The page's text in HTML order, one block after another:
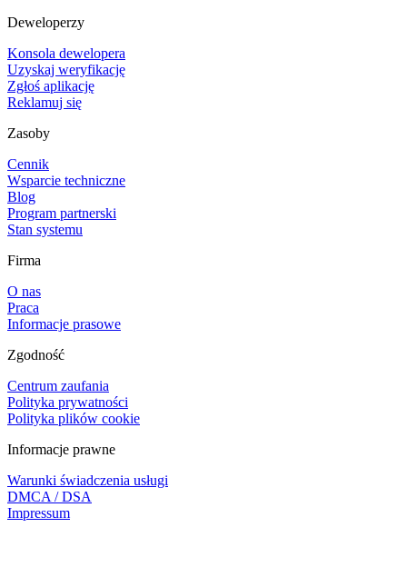
Deweloperzy
Konsola dewelopera
Uzyskaj weryfikację
Zgłoś aplikację
Reklamuj się
Zasoby
Cennik
Wsparcie techniczne
Blog
Program partnerski
Stan systemu
Firma
O nas
Praca
Informacje prasowe
Zgodność
Centrum zaufania
Polityka prywatności
Polityka plików cookie
Informacje prawne
Warunki świadczenia usługi
DMCA / DSA
Impressum